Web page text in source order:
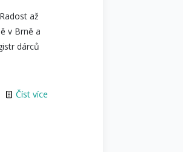
až
v Brně a
dárců
Číst více